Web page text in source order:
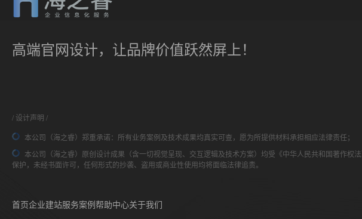
高端官网设计，让品牌价值跃然屏上！
设计声明
本公司（海之睿）郑重承诺：所有业务案例及技术成果均真实可查，愿为所提供材料承担相应法律责任；
本公司（海之睿）原创设计成果（含一切视觉呈现、交互逻辑及技术方案）均受《中华人民共和国著作权法
保护，未经书面许可，任何形式的抄袭、盗用或商业性使用均将面临法律追责。
首页企业建站服务案例帮助中心关于我们